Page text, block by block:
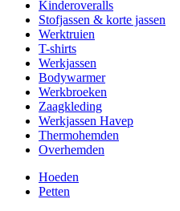
Kinderoveralls
Stofjassen & korte jassen
Werktruien
T-shirts
Werkjassen
Bodywarmer
Werkbroeken
Zaagkleding
Werkjassen Havep
Thermohemden
Overhemden
Hoeden
Petten